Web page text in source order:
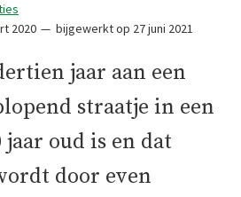
2020 bijgewerkt op 27 juni 2021
jaar aan een
straatje in een
jaar oud is en dat
door even